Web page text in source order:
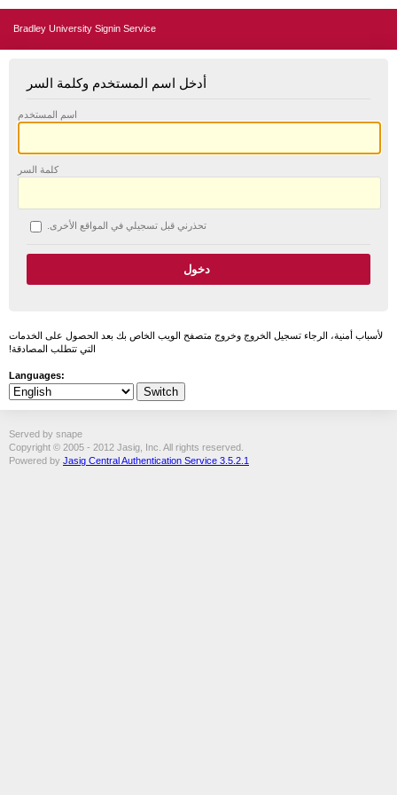
Bradley University Signin Service
أدخل اسم المستخدم وكلمة السر
اسم المستخدم
كلمة السر
تحذرني قبل تسجيلي في المواقع الأخرى.
لأسباب أمنية، الرجاء تسجيل الخروج وخروج متصفح الويب الخاص بك بعد الحصول على الخدمات
التي تتطلب المصادقة!
Languages:
Served by snape
Copyright © 2005 - 2012 Jasig, Inc. All rights reserved.
Powered by Jasig Central Authentication Service 3.5.2.1